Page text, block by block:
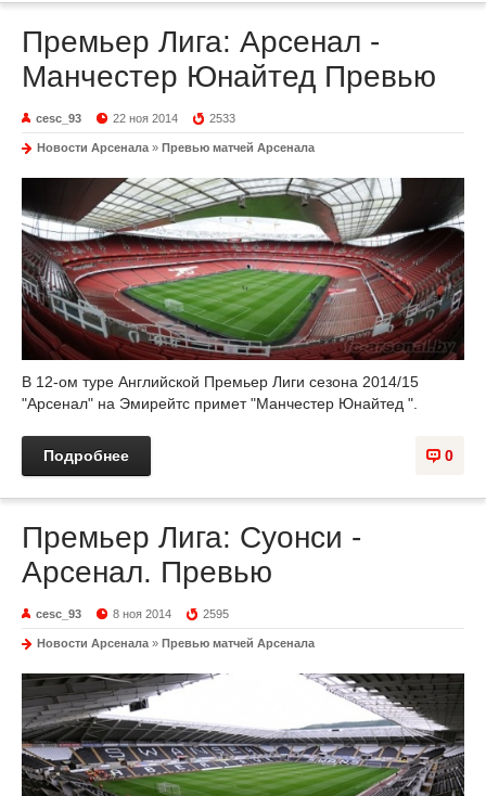
Премьер Лига: Арсенал -
Манчестер Юнайтед Превью
cesc_93 22 ноя 2014 2533
Новости Арсенала » Превью матчей Арсенала
В 12-ом туре Английской Премьер Лиги сезона 2014/15
"Арсенал" на Эмирейтс примет "Манчестер Юнайтед ".
0
Подробнее
Премьер Лига: Суонси -
Арсенал. Превью
cesc_93 8 ноя 2014 2595
Новости Арсенала » Превью матчей Арсенала